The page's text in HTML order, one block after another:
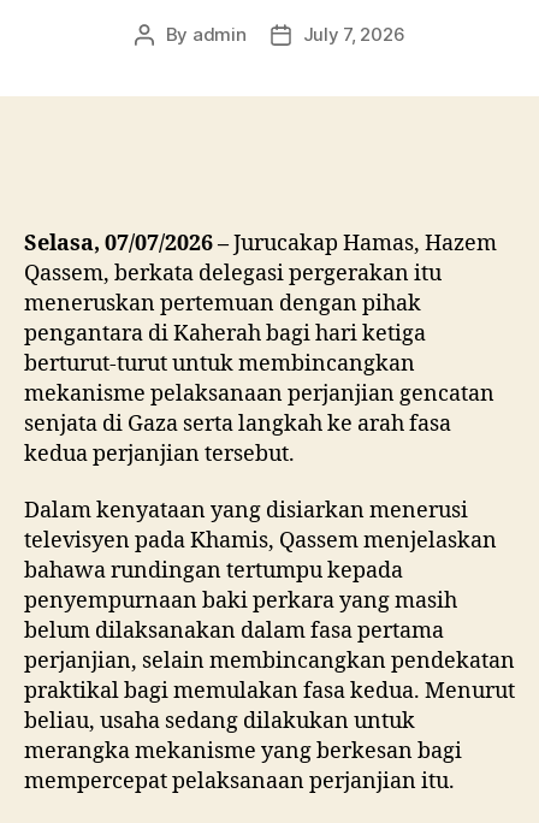
Post
By admin
PostJuly 7, 2026
Selasa, 07/07/2026 –Jurucakap Hamas, Hazem
Qassem, berkata delegasi pergerakan itu
meneruskan pertemuan dengan pihak
pengantara di Kaherah bagi hari ketiga
berturut-turut untuk membincangkan
mekanisme pelaksanaan perjanjian gencatan
senjata di Gaza serta langkah ke arah fasa
kedua perjanjian tersebut.
Dalam kenyataan yang disiarkan menerusi
televisyen pada Khamis, Qassem menjelaskan
bahawa rundingan tertumpu kepada
penyempurnaan baki perkara yang masih
belum dilaksanakan dalam fasa pertama
perjanjian, selain membincangkan pendekatan
praktikal bagi memulakan fasa kedua. Menurut
beliau, usaha sedang dilakukan untuk
merangka mekanisme yang berkesan bagi
mempercepat pelaksanaan perjanjian itu.